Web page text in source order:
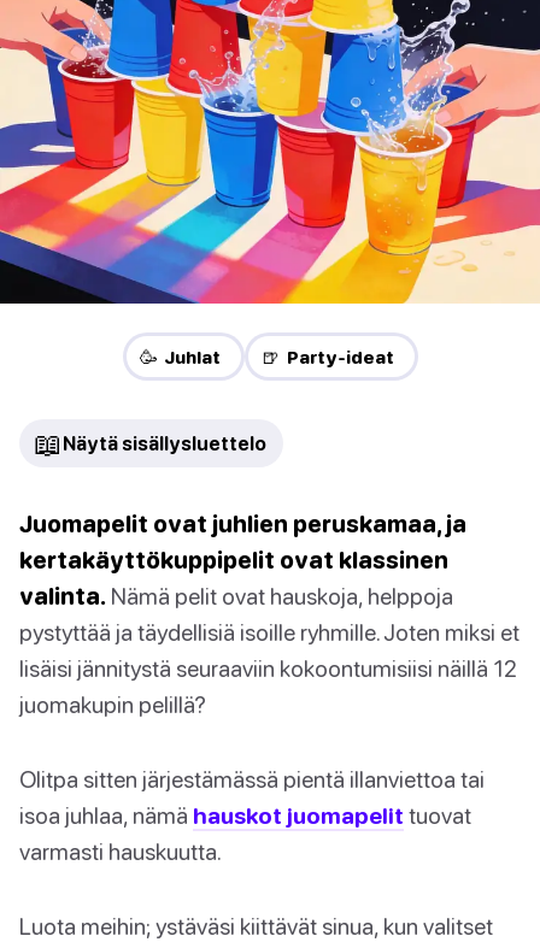
🥳 Juhlat 🍺 Party-ideat
📖 Näytä sisällysluettelo
Juomapelit ovat juhlien peruskamaa, ja
kertakäyttökuppipelit ovat klassinen
valinta. Nämä pelit ovat hauskoja, helppoja
pystyttää ja täydellisiä isoille ryhmille. Joten miksi et
lisäisi jännitystä seuraaviin kokoontumisiisi näillä 12
juomakupin pelillä?
Olitpa sitten järjestämässä pientä illanviettoa tai
isoa juhlaa, nämä hauskot juomapelit tuovat
varmasti hauskuutta.
Luota meihin; ystäväsi kiittävät sinua, kun valitset